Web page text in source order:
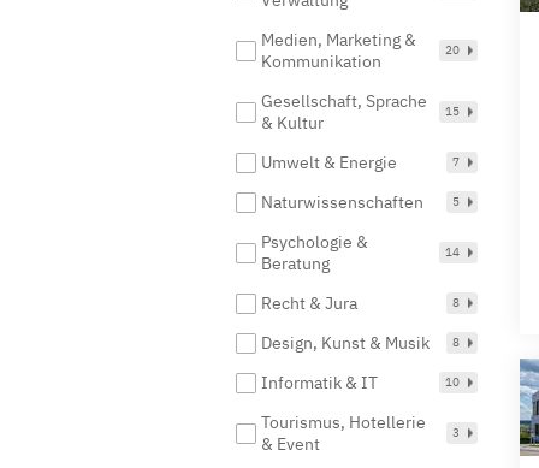
Medien, Marketing &
Kommunikation
20
Gesellschaft, Sprache
& Kultur
15
Umwelt & Energie 7
Naturwissenschaften 5
Psychologie &
Beratung
14
Recht & Jura 8
Design, Kunst & Musik 8
Informatik & IT 10
Tourismus, Hotellerie
& Event
3